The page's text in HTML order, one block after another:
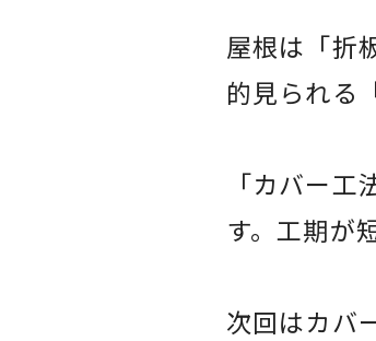
屋根は「折
的見られる
「カバー
す。工期が
次回はカバ